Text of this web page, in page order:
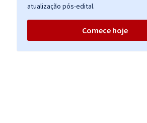
atualização pós-edital.
Comece hoje